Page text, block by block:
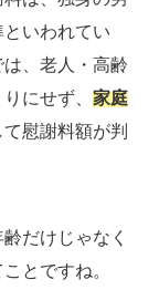
いわれてい
、老人・高齢
りにせず、家庭
慰謝料額が判
だけじゃなく
とですね。